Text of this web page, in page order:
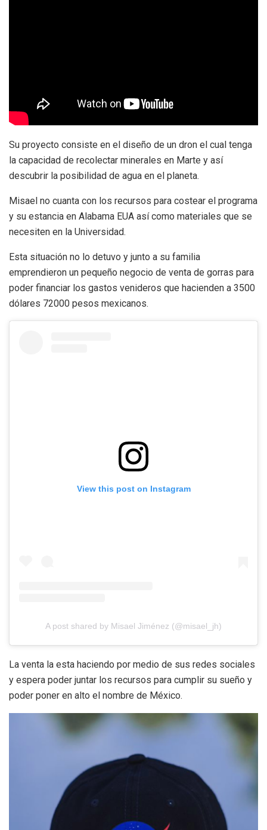
Su proyecto consiste en el diseño de un dron el cual tenga
la capacidad de recolectar minerales en Marte y así
descubrir la posibilidad de agua en el planeta.
Misael no cuanta con los recursos para costear el programa
y su estancia en Alabama EUA así como materiales que se
necesiten en la Universidad.
Esta situación no lo detuvo y junto a su familia
emprendieron un pequeño negocio de venta de gorras para
poder financiar los gastos venideros que hacienden a 3500
dólares 72000 pesos mexicanos.
View this post on Instagram
A post shared by Misael Jiménez (@misael_jh)
La venta la esta haciendo por medio de sus redes sociales
y espera poder juntar los recursos para cumplir su sueño y
poder poner en alto el nombre de México.